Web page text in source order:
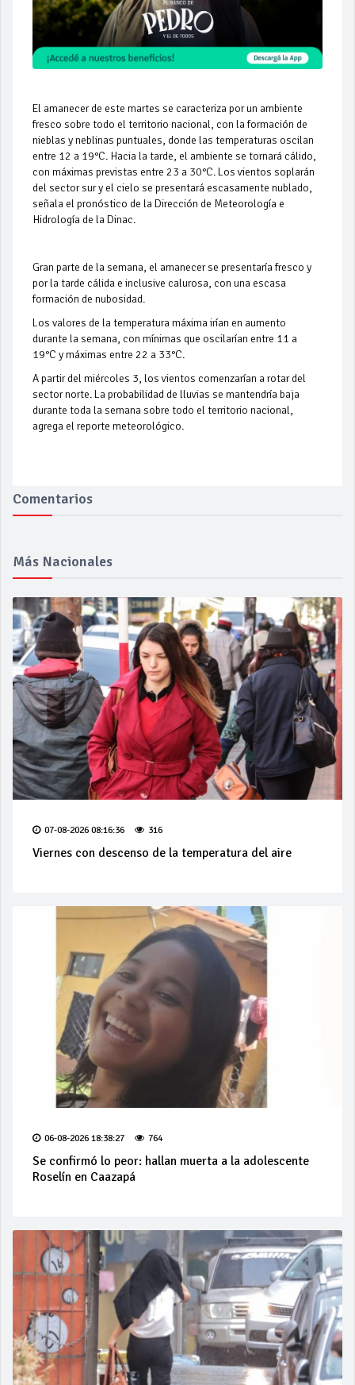
El amanecer de este martes se caracteriza por un ambiente
fresco sobre todo el territorio nacional, con la formación de
nieblas y neblinas puntuales, donde las temperaturas oscilan
entre 12 a 19°C. Hacia la tarde, el ambiente se tornará cálido,
con máximas previstas entre 23 a 30°C. Los vientos soplarán
del sector sur y el cielo se presentará escasamente nublado,
señala el pronóstico de la Dirección de Meteorología e
Hidrología de la Dinac.
Gran parte de la semana, el amanecer se presentaría fresco y
por la tarde cálida e inclusive calurosa, con una escasa
formación de nubosidad.
Los valores de la temperatura máxima irían en aumento
durante la semana, con mínimas que oscilarían entre 11 a
19°C y máximas entre 22 a 33°C.
A partir del miércoles 3, los vientos comenzarían a rotar del
sector norte. La probabilidad de lluvias se mantendría baja
durante toda la semana sobre todo el territorio nacional,
agrega el reporte meteorológico.
Comentarios
Más Nacionales
07-08-2026 08:16:36 316
Viernes con descenso de la temperatura del aire
06-08-2026 18:38:27 764
Se confirmó lo peor: hallan muerta a la adolescente
Roselín en Caazapá